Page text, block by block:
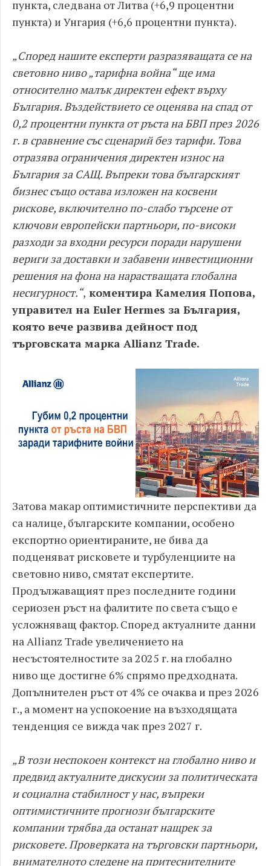
пункта, следвана от Литва (+6,9 процентни
пункта) и Унгария (+6,6 процентни пункта).
„Според нашите експерти разразяващата се на
световно ниво „тарифна война“ ще има
относително малък директен ефект върху
България. Въздействието се оценява на спад от
0,2 процентни пункта от ръста на БВП през 2026
г. в сравнение със сценарий без тарифи. Това
отразява ограничения директен износ на
България за САЩ. Въпреки това българският
бизнес също остава изложен на косвени
рискове, включително по-слабо търсене от
ключови европейски партньори, по-високи
разходи за входни ресурси поради нарушени
вериги за доставки и забавени инвестиционни
решения на фона на нарастващата глобална
несигурност.“, коментира Камелия Попова,
управител на Euler Hermes за България,
която вече развива дейност под
търговската марка Allianz Trade.
Затова макар оптимистичните перспективи да
са налице, българските компании, особено
експортно ориентираните, не бива да
подценяват рисковете и турбуленциите на
световно ниво, смятат експертите.
Продължаващият през последните години
сериозен ръст на фалитите по света също е
усложняващ фактор. Според актуалните данни
на Allianz Trade увеличението на
несъстоятелностите за 2025 г. на глобално
ниво ще достигне 6% спрямо предходната.
Допълнителен ръст от 4% се очаква и през 2026
г., а момент на успокоение на възходящата
тенденция се вижда чак през 2027 г.
„В този неспокоен контекст на глобално ниво и
предвид актуалните дискусии за политическата
и социална стабилност у нас, въпреки
оптимистичните прогнози българските
компании трябва да останат нащрек за
рисковете. Проверката на търговски партньори,
внимателното следене на притеснителните